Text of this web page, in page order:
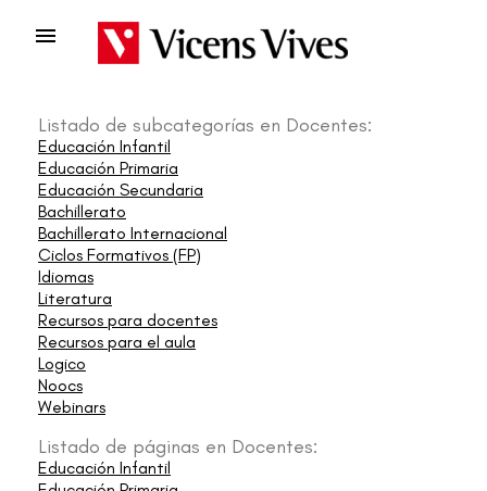

Listado de subcategorías en Docentes:
Educación Infantil
Educación Primaria
Educación Secundaria
Bachillerato
Bachillerato Internacional
Ciclos Formativos (FP)
Idiomas
Literatura
Recursos para docentes
Recursos para el aula
Logico
Noocs
Webinars
Listado de páginas en Docentes:
Educación Infantil